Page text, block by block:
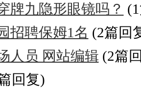
牌九隐形眼镜吗？
招聘保姆1名 (2篇回
人员 网站编辑 (2篇
回复)